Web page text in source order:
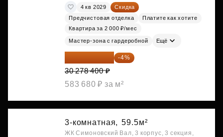
4 кв 2029
Скидка
Предчистовая отделка
Платите как хотите
Квартира за 2 000 ₽/мес
Мастер-зона с гардеробной Ещё
29 067 264 ₽ -4%
30 278 400 ₽
583 680 ₽ за м²
3-комнатная, 59.5м²
ЖК Симоновский Вал, 3 корпус, 3 секция,